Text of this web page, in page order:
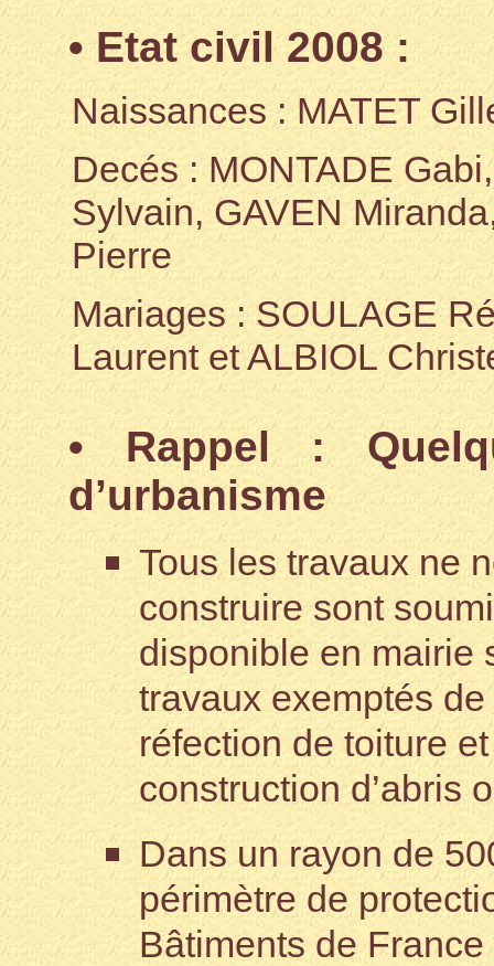
• Etat civil 2008 :
Naissances : MATET
Decés : MONTADE
Sylvain, GAVEN
Pierre
Mariages : SOULAGE
Laurent et ALBIOL
• Rappel :
d’urbanisme
Tous les travaux ne
construire sont
disponible en mairie
travaux exemptés
réfection de toiture
construction d’abris
Dans un rayon de
périmètre de
Bâtiments de